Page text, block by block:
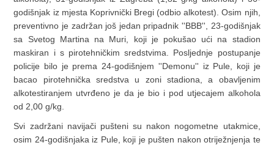
godišnjak iz mjesta Koprivnički Bregi (odbio alkotest). Osim njih,
preventivno je zadržan još jedan pripadnik ''BBB'', 23-godišnjak
sa Svetog Martina na Muri, koji je pokušao ući na stadion
maskiran i s pirotehničkim sredstvima. Posljednje postupanje
policije bilo je prema 24-godišnjem ''Demonu'' iz Pule, koji je
bacao pirotehnička sredstva u zoni stadiona, a obavljenim
alkotestiranjem utvrđeno je da je bio i pod utjecajem alkohola
od 2,00 g/kg.
Svi zadržani navijači pušteni su nakon nogometne utakmice,
osim 24-godišnjaka iz Pule, koji je pušten nakon otriježnjenja te